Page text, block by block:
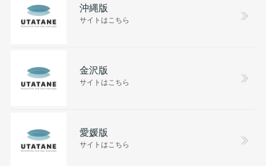
沖縄版
サイトはこちら
金沢版
サイトはこちら
愛媛版
サイトはこちら